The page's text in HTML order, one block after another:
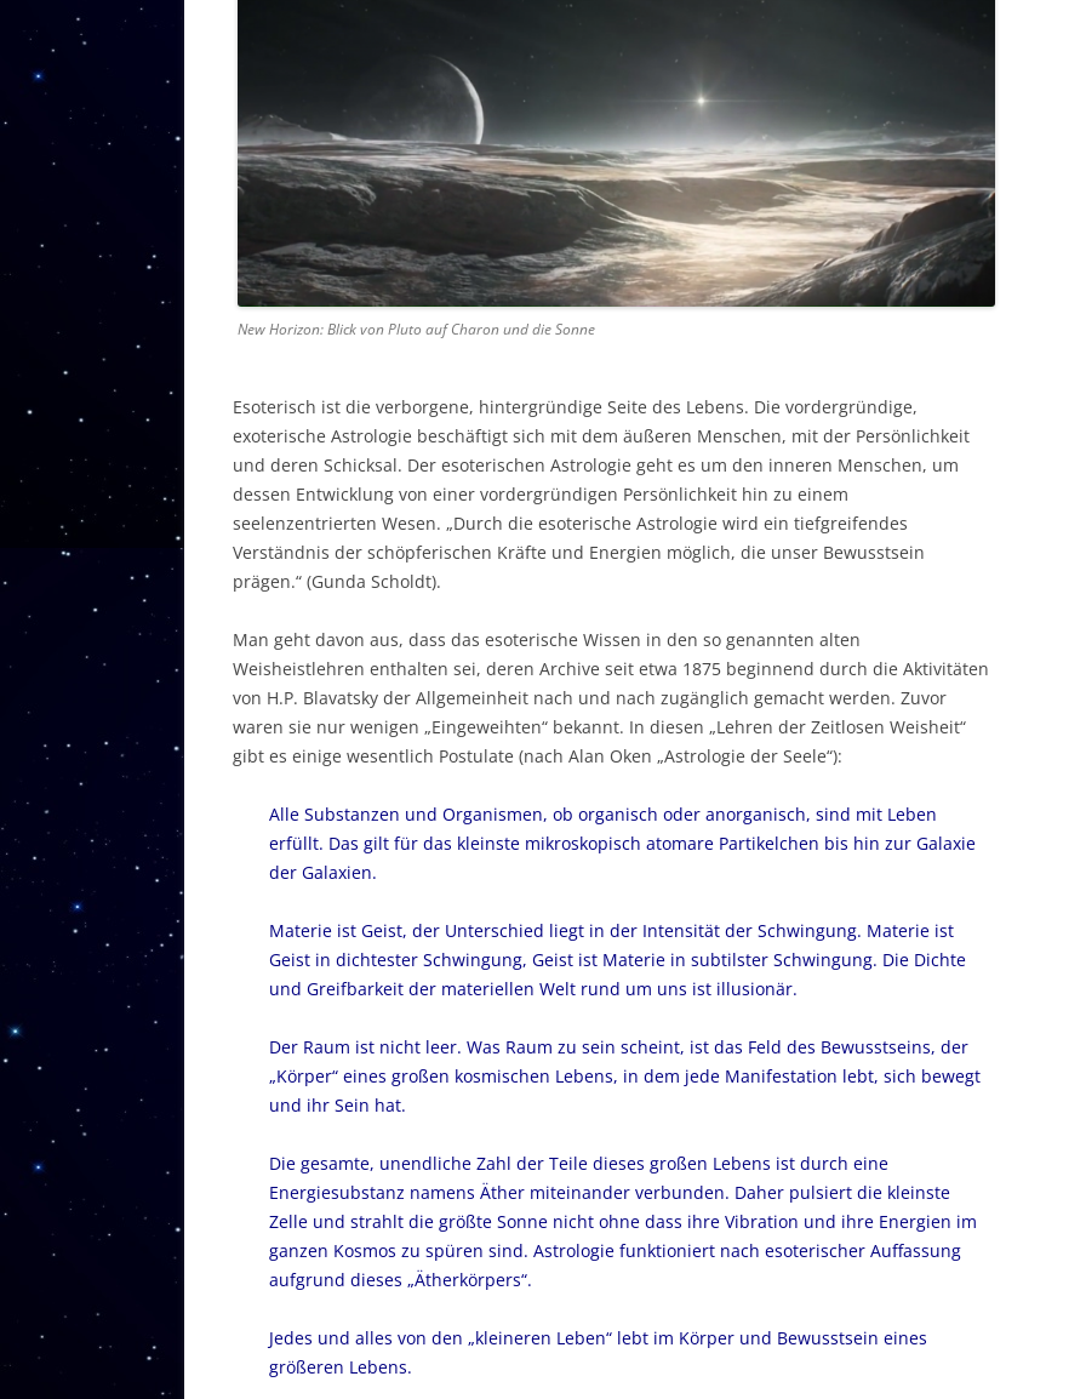
HÄUSERHOROSKOP
MONDKNOTENACHSE
MONDKNOTENHOROSKOP
HOROSKOPVERGLEICH BEISPIEL
MOND IN DEN 12 HÄUSERN
SENSITIVE UND LIBIDO-PLANETEN
PLANETENTAFEL
DREI ARTEN DER
PSYCHOSYNTHESE
EI-MODELL
TEILPERSÖNLICHKEITEN
TIERKREISZEICHEN
TRANSITE
TEXTE
VARGA
VIMSHOTTARI DASHA
YOGAS
New Horizon: Blick von Pluto auf Charon und die Sonne
Esoterisch ist die verborgene, hintergründige Seite des Lebens. Die vordergründige,
exoterische Astrologie beschäftigt sich mit dem äußeren Menschen, mit der Persönlichkeit
und deren Schicksal. Der esoterischen Astrologie geht es um den inneren Menschen, um
dessen Entwicklung von einer vordergründigen Persönlichkeit hin zu einem
seelenzentrierten Wesen. „Durch die esoterische Astrologie wird ein tiefgreifendes
Verständnis der schöpferischen Kräfte und Energien möglich, die unser Bewusstsein
prägen.“ (Gunda Scholdt).
Man geht davon aus, dass das esoterische Wissen in den so genannten alten
Weisheistlehren enthalten sei, deren Archive seit etwa 1875 beginnend durch die Aktivitäten
von H.P. Blavatsky der Allgemeinheit nach und nach zugänglich gemacht werden. Zuvor
waren sie nur wenigen „Eingeweihten“ bekannt. In diesen „Lehren der Zeitlosen Weisheit“
gibt es einige wesentlich Postulate (nach Alan Oken „Astrologie der Seele“):
Alle Substanzen und Organismen, ob organisch oder anorganisch, sind mit Leben
erfüllt. Das gilt für das kleinste mikroskopisch atomare Partikelchen bis hin zur Galaxie
der Galaxien.
Materie ist Geist, der Unterschied liegt in der Intensität der Schwingung. Materie ist
Geist in dichtester Schwingung, Geist ist Materie in subtilster Schwingung. Die Dichte
und Greifbarkeit der materiellen Welt rund um uns ist illusionär.
Der Raum ist nicht leer. Was Raum zu sein scheint, ist das Feld des Bewusstseins, der
„Körper“ eines großen kosmischen Lebens, in dem jede Manifestation lebt, sich bewegt
und ihr Sein hat.
Die gesamte, unendliche Zahl der Teile dieses großen Lebens ist durch eine
Energiesubstanz namens Äther miteinander verbunden. Daher pulsiert die kleinste
Zelle und strahlt die größte Sonne nicht ohne dass ihre Vibration und ihre Energien im
ganzen Kosmos zu spüren sind. Astrologie funktioniert nach esoterischer Auffassung
aufgrund dieses „Ätherkörpers“.
Jedes und alles von den „kleineren Leben“ lebt im Körper und Bewusstsein eines
größeren Lebens.